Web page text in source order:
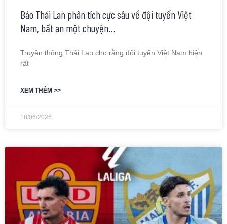
Báo Thái Lan phân tích cực sâu về đội tuyển Việt
Nam, bất an một chuyện…
Truyền thông Thái Lan cho rằng đội tuyển Việt Nam hiện
rất
XEM THÊM >>
18/06/2026